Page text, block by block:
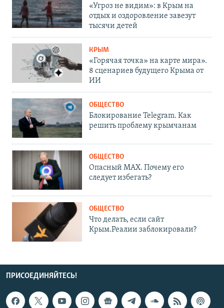
«Угроз не видим»: в Крым на
отдых и оздоровление завезут
тысячи детей
КРЫМ
«Горячая точка» на карте мира».
8 сценариев будущего Крыма от
ИИ
ОБЩЕСТВО
Блокирование Telegram. Как
решить проблему крымчанам
ОБЩЕСТВО
Опасный MAX. Почему его
следует избегать?
ОБЩЕСТВО
Что делать, если сайт
Крым.Реалии заблокировали?
ПРИСОЕДИНЯЙТЕСЬ!